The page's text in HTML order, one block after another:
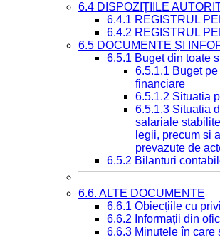
6.4 DISPOZIȚIILE
6.4.1 REGISTRUL
6.4.2 REGISTRUL
6.5 DOCUMENTE ȘI
6.5.1 Buget din toate
6.5.1.1 Buget
financiare
6.5.1.2 Situatia
6.5.1.3 Situatia
salariale
legii, precum si
prevazute de
6.5.2 Bilanturi
6.6. ALTE DOCUMENTE
6.6.1 Obiecțiile cu
6.6.2 Informații din
6.6.3 Minutele în care